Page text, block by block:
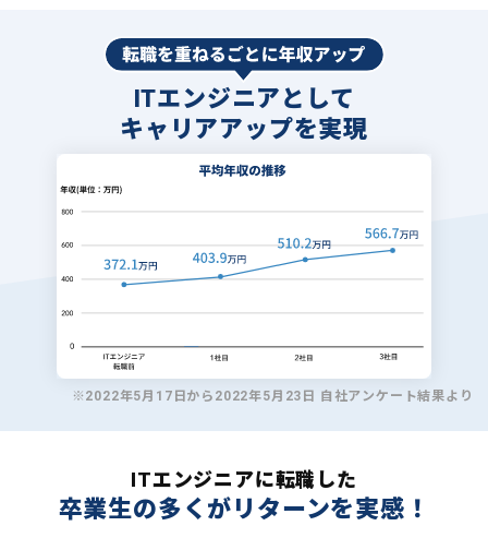
ITエンジニアとして
キャリアアップを実現
※2022年5月17日から2022年5月23日 自社アンケート結果より
ITエンジニアに転職した
卒業生の多くがリターンを実感！